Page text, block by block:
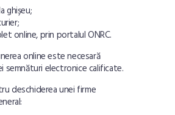
ghișeu;
online, prin portalul ONRC.
online este necesară
semnături electronice calificate.
deschiderea unei firme